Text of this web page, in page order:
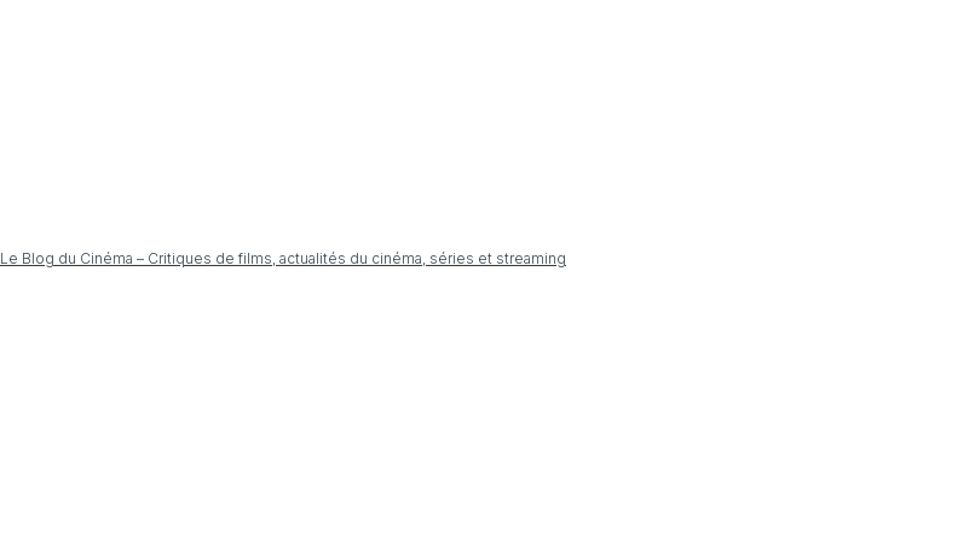
Le Blog du Cinéma – Critiques de films, actualités du cinéma, séries et streaming